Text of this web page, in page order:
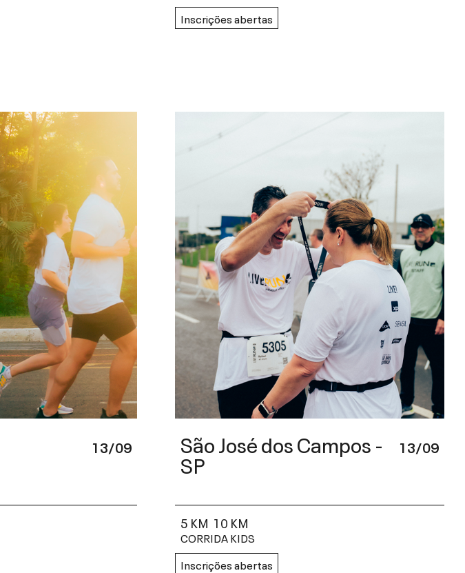
Inscrições abertas
13/09 São José dos Campos -
SP
13/09
5 KM 10 KM
CORRIDA KIDS
Inscrições abertas